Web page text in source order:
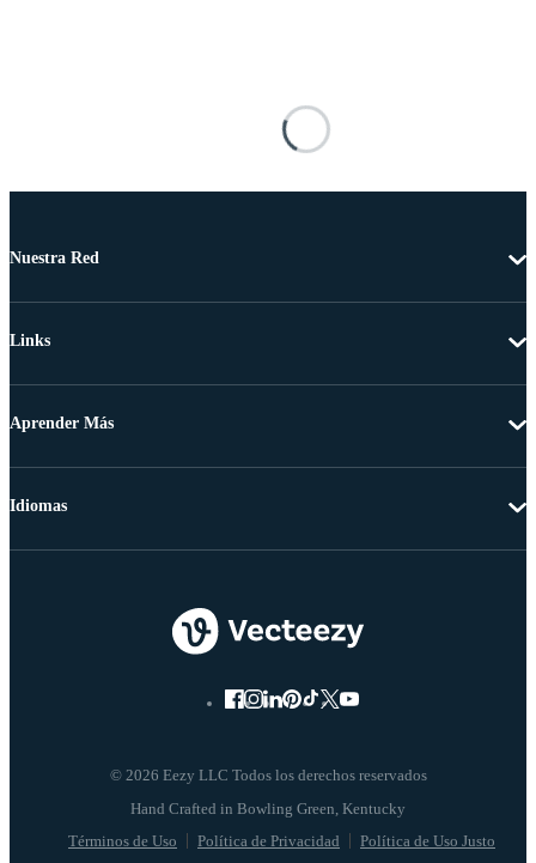
Nuestra Red
Links
Aprender Más
© 2026 Eezy LLC Todos los derechos reservados
Términos de Uso Política de Privacidad Política de Uso Justo
Idiomas